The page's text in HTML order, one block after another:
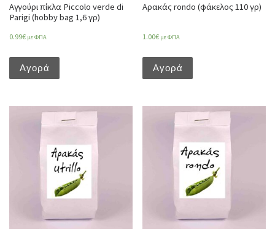
Αγγούρι πίκλα Piccolo verde di
Parigi (hobby bag 1,6 γρ)
0.99€ με ΦΠΑ
Αγορά
Αρακάς rondo (φάκελος 110 γρ)
1.00€ με ΦΠΑ
Αγορά